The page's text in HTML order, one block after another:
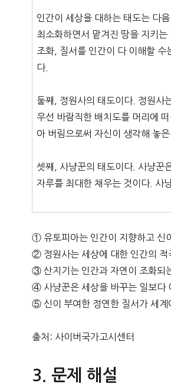
인간이 세상을 대하는 태도는 다
최소화하면서 맡겨진 땅을 지키
조화, 질서를 인간이 다 이해할 수
다.
둘째, 정원사의 태도이다. 정원사
우선 바람직한 배치도를 머리에
아 버림으로써 자신이 생각해 놓
셋째, 사냥꾼의 태도이다. 사냥꾼
자루를 최대한 채우는 것이다. 사
① 유토피아는 인간이 지향하고 신
② 정원사는 세상에 대한 인간의 적
③ 산지기는 인간과 자연이 조화되
④ 사냥꾼은 세상을 바꾸는 일보다
⑤ 신이 부여한 정연한 질서가 세계
출처: 사이버국가고시센터
문제 해설